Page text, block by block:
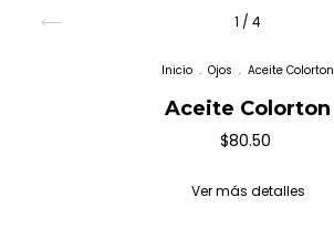
1 / 4
Inicio . Ojos . Aceite Colorton
Aceite Colorton
$80.50
Ver más detalles